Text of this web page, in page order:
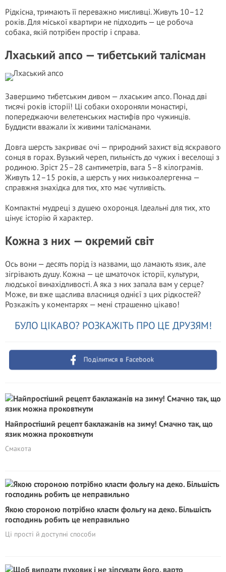
Рідкісна, тримають її переважно мисливці. Живуть 10–12
років. Для міської квартири не підходить — це робоча
собака, якій потрібен простір і справа.
Лхаський апсо — тибетський талісман
Завершимо тибетським дивом — лхаським апсо. Понад дві
тисячі років історії! Ці собаки охороняли монастирі,
попереджаючи велетенських мастифів про чужинців.
Буддисти вважали їх живими талісманами.
Довга шерсть закриває очі — природний захист від яскравого
сонця в горах. Вузький череп, пильність до чужих і веселощі з
родиною. Зріст 25–28 сантиметрів, вага 5–8 кілограмів.
Живуть 12–15 років, а шерсть у них низькоалергенна —
справжня знахідка для тих, хто має чутливість.
Компактні мудреці з душею охоронця. Ідеальні для тих, хто
цінує історію й характер.
Кожна з них — окремий світ
Ось вони — десять порід із назвами, що ламають язик, але
зігрівають душу. Кожна — це шматочок історії, культури,
людської винахідливості. А яка з них запала вам у серце?
Може, ви вже щаслива власниця однієї з цих рідкостей?
Розкажіть у коментарях — мені страшенно цікаво!
БУЛО ЦІКАВО? РОЗКАЖІТЬ ПРО ЦЕ ДРУЗЯМ!
Поділитися в Facebook
Найпростіший рецепт баклажанів на зиму! Смачно так, що
язик можна проковтнути
Смакота
Якою стороною потрібно класти фольгу на деко. Більшість
господинь робить це неправильно
Ці прості й доступні способи